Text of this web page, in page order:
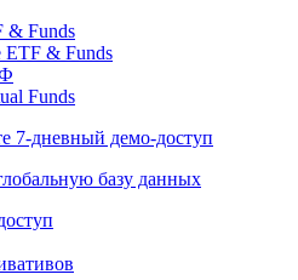
базу данных
ETF & Funds
Funds
7-дневный
базу данных